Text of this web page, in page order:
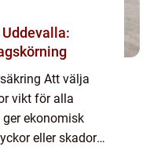
Att välja
vikt för alla
ekonomisk
eller skador